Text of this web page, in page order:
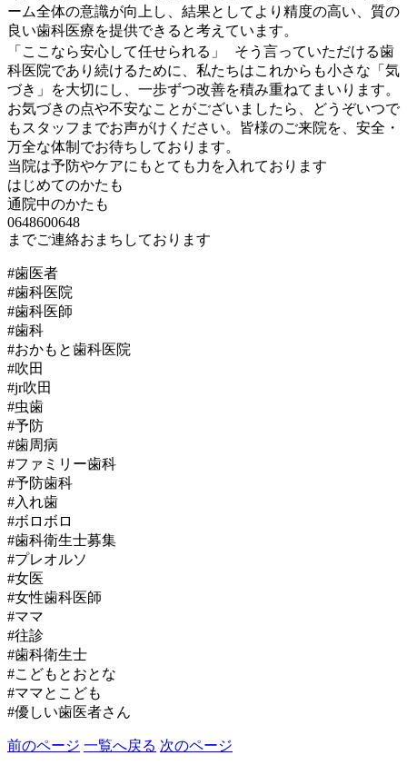
ーム全体の意識が向上し、結果としてより精度の高い、質の
良い歯科医療を提供できると考えています。
「ここなら安心して任せられる」 そう言っていただける歯
科医院であり続けるために、私たちはこれからも小さな「気
づき」を大切にし、一歩ずつ改善を積み重ねてまいります。
お気づきの点や不安なことがございましたら、どうぞいつで
もスタッフまでお声がけください。皆様のご来院を、安全・
万全な体制でお待ちしております。
当院は予防やケアにもとても力を入れております
はじめてのかたも
通院中のかたも
0648600648
までご連絡おまちしております
#歯医者
#歯科医院
#歯科医師
#歯科
#おかもと歯科医院
#吹田
#jr吹田
#虫歯
#予防
#歯周病
#ファミリー歯科
#予防歯科
#入れ歯
#ボロボロ
#歯科衛生士募集
#プレオルソ
#女医
#女性歯科医師
#ママ
#往診
#歯科衛生士
#こどもとおとな
#ママとこども
#優しい歯医者さん
前のページ 一覧へ戻る 次のページ